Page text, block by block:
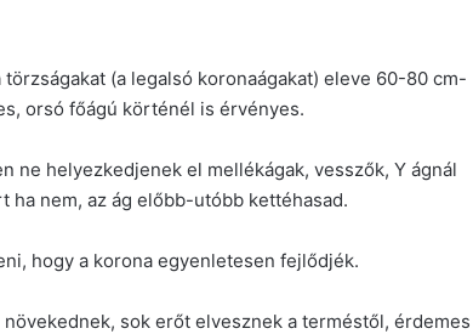
(a legalsó koronaágakat) eleve 60-80 cm-
orsó főágú körténél is érvényes.
ne helyezkedjenek el mellékágak, vesszők, Y ágnál
ha nem, az ág előbb-utóbb kettéhasad.
hogy a korona egyenletesen fejlődjék.
sok erőt elvesznek a terméstől, érdemes